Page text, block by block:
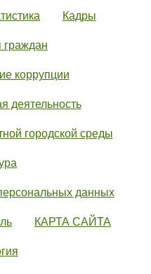
Кадры
коррупции
деятельность
городской среды
данных
КАРТА САЙТА